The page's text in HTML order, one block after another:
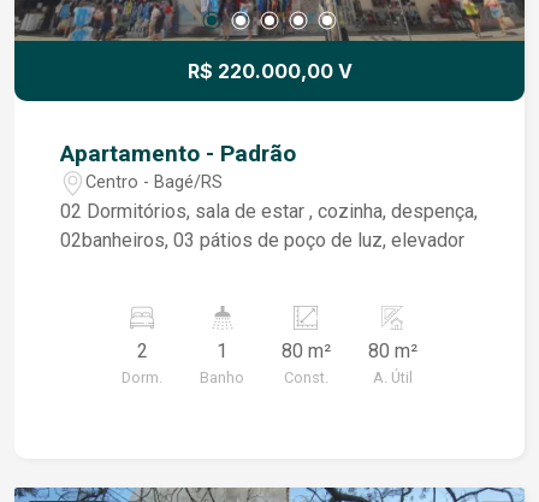
Também é uma excelente opção de investimento
para locação. Fale conosco e agende a sua visita!
R$ 220.000,00 V
Apartamento - Padrão
Centro - Bagé/RS
02 Dormitórios, sala de estar , cozinha, despença,
02banheiros, 03 pátios de poço de luz, elevador
2
Dorm.
1
Banho
80 m²
Const.
80 m²
A. Útil